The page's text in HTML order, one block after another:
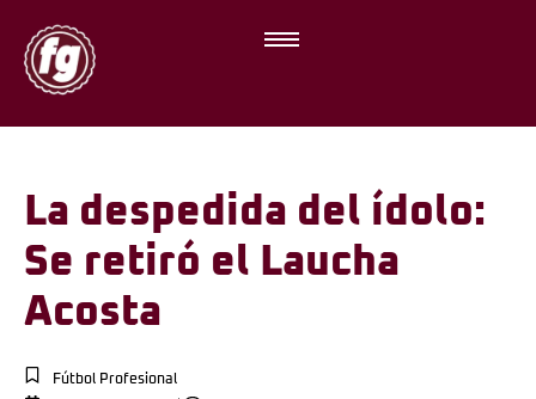
La despedida del ídolo:
Se retiró el Laucha
Acosta
Fútbol Profesional